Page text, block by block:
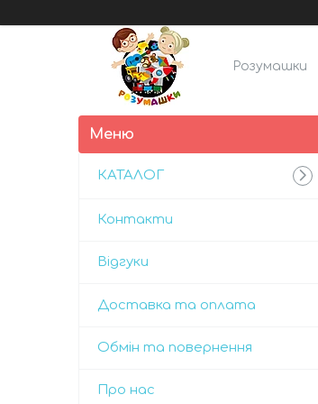
Розумашки
КАТАЛОГ
Контакти
Відгуки
Доставка та оплата
Обмін та повернення
Про нас